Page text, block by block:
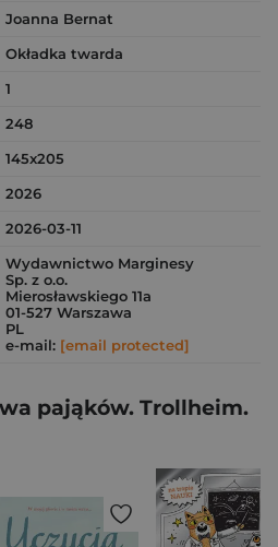
Joanna Bernat
Okładka twarda
1
248
145x205
2026
2026-03-11
Wydawnictwo Marginesy
Sp. z o.o.
Mierosławskiego 11a
01-527 Warszawa
PL
e-mail: [email protected]
pająków. Trollheim.